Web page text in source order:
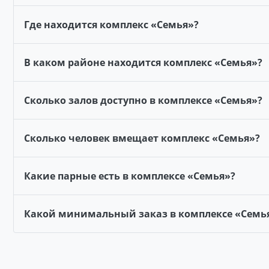
Где находится комплекс «Семья»?
В каком районе находится комплекс «Семья»?
Сколько залов доступно в комплексе «Семья»?
Сколько человек вмещает комплекс «Семья»?
Какие парные есть в комплексе «Семья»?
Какой минимальный заказ в комплексе